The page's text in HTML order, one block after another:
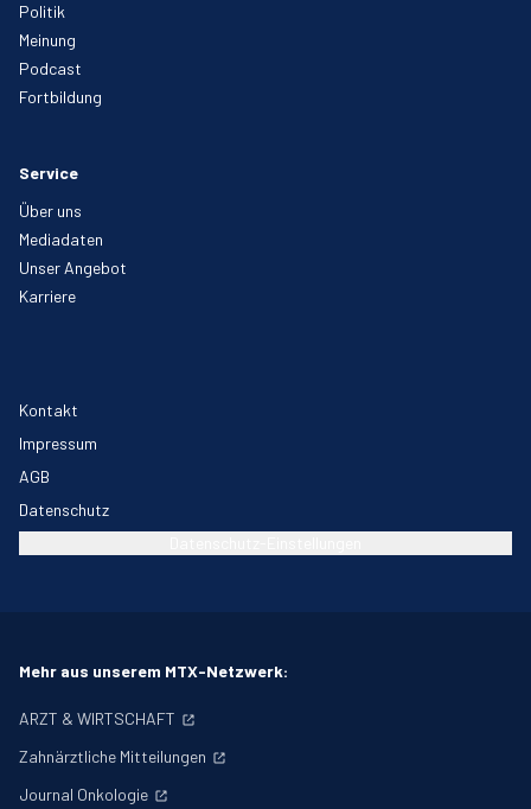
Politik
Meinung
Podcast
Fortbildung
Service
Über uns
Mediadaten
Unser Angebot
Karriere
Kontakt
Impressum
AGB
Datenschutz
Mehr aus unserem MTX-Netzwerk:
ARZT & WIRTSCHAFT
Zahnärztliche Mitteilungen
Journal Onkologie